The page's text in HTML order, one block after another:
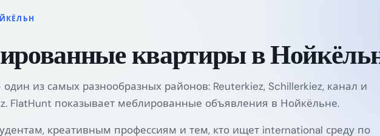
квартиры в
из самых разнообразных районов: Reuterkiez, Schillerkiez, канал и
FlatHunt показывает меблированные объявления в Нойкёльне.
креативным профессиям и тем, кто ищет international среду по